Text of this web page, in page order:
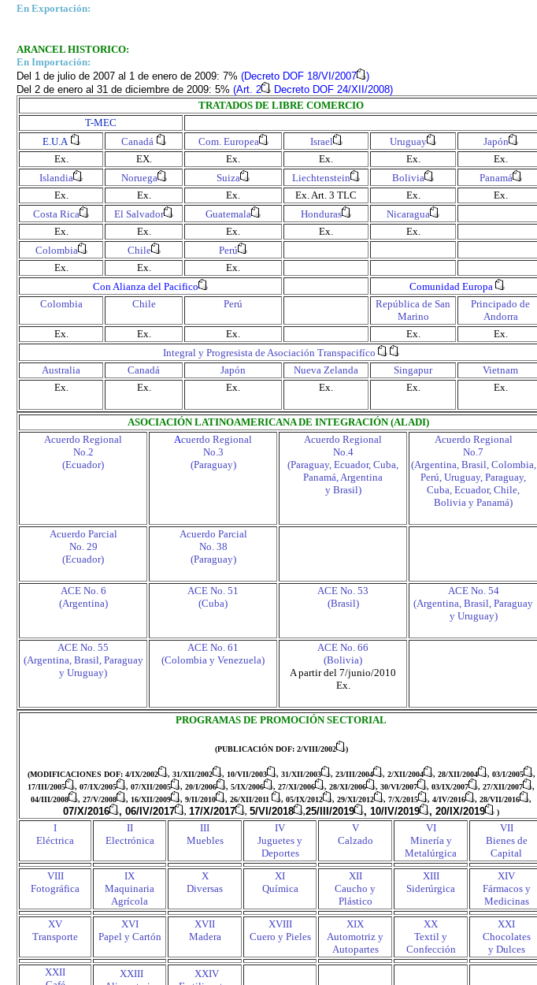
En Exportación:
ARANCEL HISTORICO:
En Importación:
Del 1 de julio de 2007 al 1 de enero de 2009: 7% (Decreto DOF 18/VI/2007
)
Del 2 de enero al 31 de diciembre de 2009: 5% (Art. 2
Decreto DOF 24/XII/2008)
TRATADOS DE LIBRE COMERCIO
T-MEC
E.U.A
Canadá Com. Europea Israel Uruguay
Japón
Ex.
EX. Ex. Ex. Ex.
Ex.
Islandia
Noruega Suiza Liechtenstein Bolivia
Panamá
Ex.
Ex. Ex. Ex.Art. 3 TLC Ex.
Ex.
Costa Rica
El Salvador Guatemala Honduras
Nicaragua
Ex.
Ex. Ex. Ex.
Ex.
Colombia
Chile
Perú
Ex.
Ex.
Ex.
Con Alianza del Pacifico
Comunidad Europa
Colombia
Chile Perú
República de San
Marino
Principado de
Andorra
Ex.
Ex. Ex. Ex.
Ex.
Integral y Progresista de Asociación Transpacifíco
Australia
Canadá Japón Nueva Zelanda Singapur
Vietnam
Ex.
Ex. Ex. Ex. Ex. Ex.
ASOCIACIÓN LATINOAMERICANA DE INTEGRACIÓN (ALADI)
Acuerdo Regional
No.2
(Ecuador)
Acuerdo Regional
No.3
(Paraguay)
Acuerdo Regional
No.4
(Paraguay, Ecuador, Cuba,
Panamá, Argentina
y Brasil)
Acuerdo Regional
No.7
(Argentina, Brasil, Colombia,
Perú, Uruguay, Paraguay,
Cuba, Ecuador, Chile,
Bolivia y Panamá)
Acuerdo Parcial
No. 29
(Ecuador)
Acuerdo Parcial
No. 38
(Paraguay)
ACE No. 6
(Argentina)
ACE No. 51
(Cuba)
ACE No. 53
(Brasil)
ACE No. 54
(Argentina, Brasil, Paraguay
y Uruguay)
ACE No. 55
(Argentina, Brasil, Paraguay
y Uruguay)
ACE No. 61
(Colombia y Venezuela)
ACE No. 66
(Bolivia)
A partir del 7/junio/2010
Ex.
PROGRAMAS DE PROMOCIÓN SECTORIAL
(PUBLICACIÓN DOF: 2/VIII/2002 )
(MODIFICACIONES DOF: 4/IX/2002 , 31/XII/2002 , 10/VII/2003 , 31/XII/2003 , 23/III/2004 , 2/XII/2004 , 28/XII/2004 , 03/I/2005
,
17/III/2005
, 07/IX/2005 , 07/XII/2005 , 20/I/2006 , 5/IX/2006 , 27/XI/2006 , 28/XI/2006 , 30/VI/2007 , 03/IX/2007 , 27/XII/2007
,
04/III/2008
, 27/V/2008 , 16/XII/2009 , 9/II/2010 , 26/XII/2011 , 05/IX/2012 , 29/XI/2012 , 7/X/2015 , 4/IV/2016 , 28/VII/2016 ,
07/X/2016 , 06/IV/2017 , 17/X/2017 , 5/VI/2018 ,25/III/2019 , 10/IV/2019 , 20/IX/2019 )
I
Eléctrica
II
Electrónica
III
Muebles
IV
Juguetes y
Deportes
V
Calzado
VI
Minería y
Metalúrgica
VII
Bienes de
Capital
VIII
Fotográfica
IX
Maquinaria
Agrícola
X
Diversas
XI
Química
XII
Caucho y
Plástico
XIII
Siderúrgica
XIV
Fármacos y
Medicinas
XV
Transporte
XVI
Papel y Cartón
XVII
Madera
XVIII
Cuero y Pieles
XIX
Automotriz y
Autopartes
XX
Textil y
Confección
XXI
Chocolates
y Dulces
XXII
XXIII
XXIV